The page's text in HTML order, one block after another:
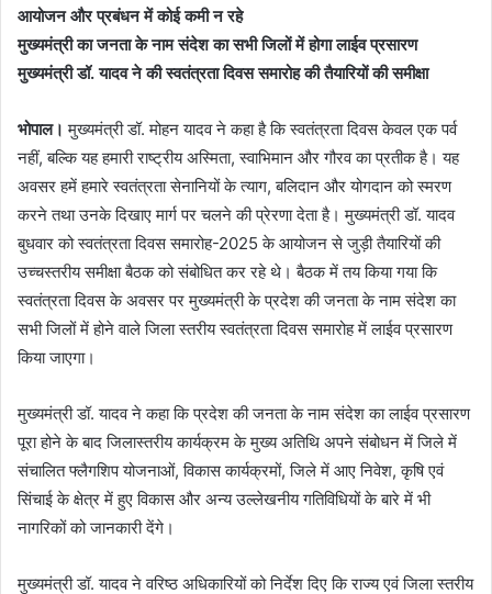
आयोजन और प्रबंधन में कोई कमी न रहे
मुख्यमंत्री का जनता के नाम संदेश का सभी जिलों में होगा लाईव प्रसारण
मुख्यमंत्री डॉ. यादव ने की स्वतंत्रता दिवस समारोह की तैयारियों की समीक्षा
भोपाल। मुख्यमंत्री डॉ. मोहन यादव ने कहा है कि स्वतंत्रता दिवस केवल एक पर्व
नहीं, बल्कि यह हमारी राष्ट्रीय अस्मिता, स्वाभिमान और गौरव का प्रतीक है। यह
अवसर हमें हमारे स्वतंत्रता सेनानियों के त्याग, बलिदान और योगदान को स्मरण
करने तथा उनके दिखाए मार्ग पर चलने की प्रेरणा देता है। मुख्यमंत्री डॉ. यादव
बुधवार को स्वतंत्रता दिवस समारोह-2025 के आयोजन से जुड़ी तैयारियों की
उच्चस्तरीय समीक्षा बैठक को संबोधित कर रहे थे। बैठक में तय किया गया कि
स्वतंत्रता दिवस के अवसर पर मुख्यमंत्री के प्रदेश की जनता के नाम संदेश का
सभी जिलों में होने वाले जिला स्तरीय स्वतंत्रता दिवस समारोह में लाईव प्रसारण
किया जाएगा।
मुख्यमंत्री डॉ. यादव ने कहा कि प्रदेश की जनता के नाम संदेश का लाईव प्रसारण
पूरा होने के बाद जिलास्तरीय कार्यक्रम के मुख्य अतिथि अपने संबोधन में जिले में
संचालित फ्लैगशिप योजनाओं, विकास कार्यक्रमों, जिले में आए निवेश, कृषि एवं
सिंचाई के क्षेत्र में हुए विकास और अन्य उल्लेखनीय गतिविधियों के बारे में भी
नागरिकों को जानकारी देंगे।
मुख्यमंत्री डॉ. यादव ने वरिष्ठ अधिकारियों को निर्देश दिए कि राज्य एवं जिला स्तरीय